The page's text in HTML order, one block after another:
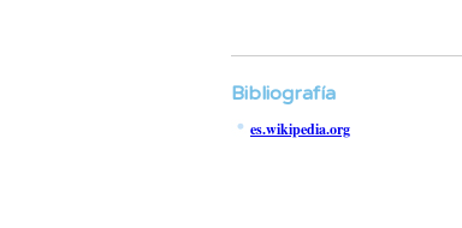
Bibliografía
es.wikipedia.org